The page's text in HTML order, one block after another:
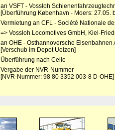
an VSFT - Vossloh
[Überführung København - Moers: 27.05.
Vermietung an CFL - Société Nationale
=> Vossloh Locomotives GmbH, Kiel-
an OHE - Osthannoversche Eisenbahnen
[Verschub im Depot Uelzen]
Überführung nach Celle
Vergabe der NVR-Nummer
[NVR-Nummer: 98 80 3352 003-8 D-OHE]